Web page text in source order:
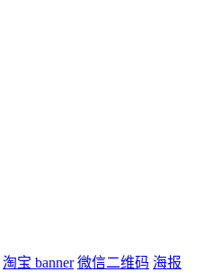
淘宝 banner 微信二维码 海报